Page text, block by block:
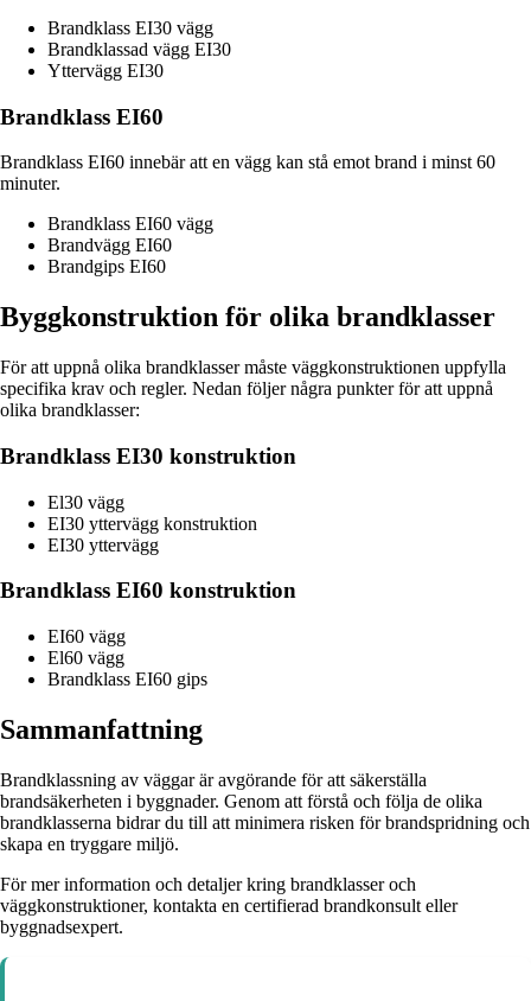
Brandklass EI30 vägg
Brandklassad vägg EI30
Yttervägg EI30
Brandklass EI60
Brandklass EI60 innebär att en vägg kan stå emot brand i minst 60
minuter.
Brandklass EI60 vägg
Brandvägg EI60
Brandgips EI60
Byggkonstruktion för olika brandklasser
För att uppnå olika brandklasser måste väggkonstruktionen uppfylla
specifika krav och regler. Nedan följer några punkter för att uppnå
olika brandklasser:
Brandklass EI30 konstruktion
El30 vägg
EI30 yttervägg konstruktion
EI30 yttervägg
Brandklass EI60 konstruktion
EI60 vägg
El60 vägg
Brandklass EI60 gips
Sammanfattning
Brandklassning av väggar är avgörande för att säkerställa
brandsäkerheten i byggnader. Genom att förstå och följa de olika
brandklasserna bidrar du till att minimera risken för brandspridning och
skapa en tryggare miljö.
För mer information och detaljer kring brandklasser och
väggkonstruktioner, kontakta en certifierad brandkonsult eller
byggnadsexpert.